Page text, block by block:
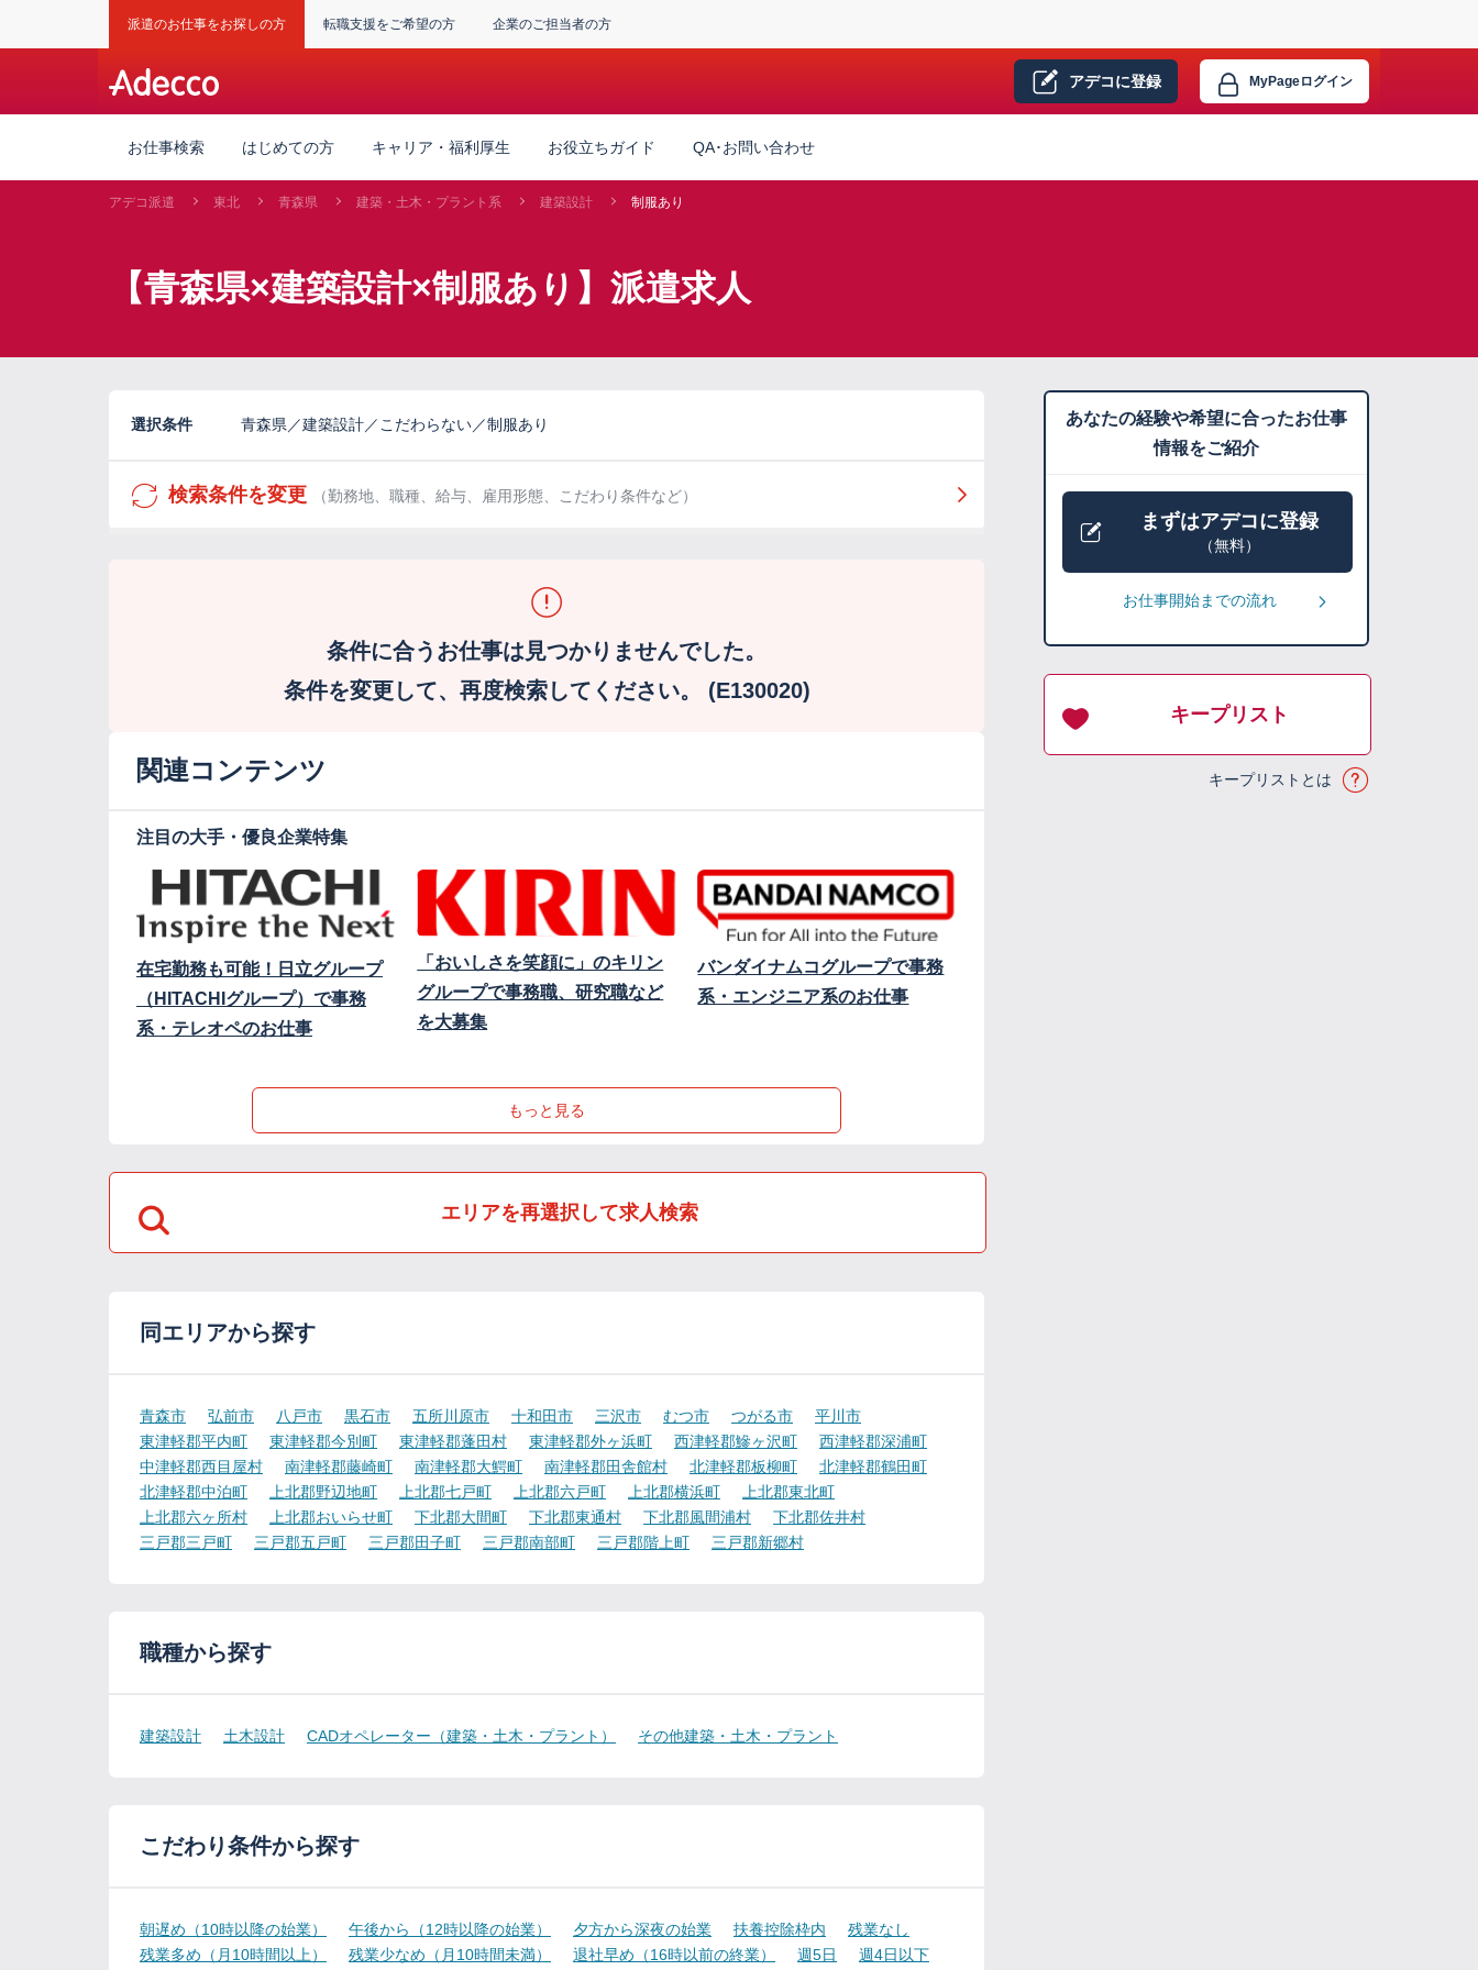
派遣のお仕事をお探しの方 転職支援をご希望の方 企業のご担当者の方
アデコに登録 MyPageログイン
お仕事検索 はじめての方 キャリア・福利厚生 お役立ちガイド QA･お問い合わせ
アデコ派遣 東北 青森県 建築・土木・プラント系 建築設計 制服あり
【青森県×建築設計×制服あり】派遣求人
選択条件 青森県／建築設計／こだわらない／制服あり
検索条件を変更 （勤務地、職種、給与、雇用形態、こだわり条件など）
条件に合うお仕事は見つかりませんでした。
条件を変更して、再度検索してください。 (E130020)
関連コンテンツ
注目の大手・優良企業特集
在宅勤務も可能！日立グループ
（HITACHIグループ）で事務
系・テレオペのお仕事
「おいしさを笑顔に」のキリン
グループで事務職、研究職など
を大募集
バンダイナムコグループで事務
系・エンジニア系のお仕事
もっと見る
エリアを再選択して求人検索
同エリアから探す
青森市 弘前市 八戸市 黒石市 五所川原市 十和田市 三沢市 むつ市 つがる市
平川市
東津軽郡平内町
東津軽郡今別町 東津軽郡蓬田村 東津軽郡外ヶ浜町 西津軽郡鰺ヶ沢町
西津軽郡深浦町
中津軽郡西目屋村
南津軽郡藤崎町 南津軽郡大鰐町 南津軽郡田舎館村 北津軽郡板柳町
北津軽郡鶴田町
北津軽郡中泊町
上北郡野辺地町 上北郡七戸町 上北郡六戸町 上北郡横浜町
上北郡東北町
上北郡六ヶ所村
上北郡おいらせ町 下北郡大間町 下北郡東通村 下北郡風間浦村
下北郡佐井村
三戸郡三戸町
三戸郡五戸町 三戸郡田子町 三戸郡南部町 三戸郡階上町 三戸郡新郷村
職種から探す
建築設計 土木設計 CADオペレーター（建築・土木・プラント） その他建築・土木・プラント
こだわり条件から探す
朝遅め（10時以降の始業） 午後から（12時以降の始業） 夕方から深夜の始業 扶養控除枠内
残業なし
残業多め（月10時間以上）
残業少なめ（月10時間未満） 退社早め（16時以前の終業） 週5日 週4日以下
あなたの経験や希望に合ったお仕事
情報をご紹介
まずはアデコに登録
（無料）
お仕事開始までの流れ
キープリスト
キープリストとは